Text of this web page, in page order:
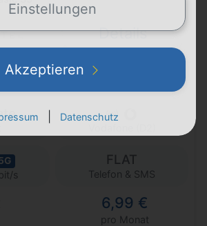
Details
50,00 € Bonus
s
FLAT
Telefon & SMS
6,99 €
pro Monat
Einstellungen
Akzeptieren
Datenschutz